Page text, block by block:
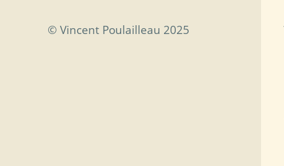
© Vincent Poulailleau 2025